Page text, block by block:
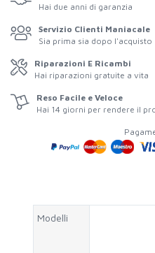
Hai due anni di garanzia
Servizio Clienti Maniacale
Sia prima sia dopo l'acquisto
Riparazioni E Ricambi
Hai riparazioni gratuite a vita
Reso Facile e Veloce
Hai 14 giorni per rendere il
Modelli